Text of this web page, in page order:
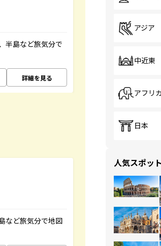
半島など旅気分で
詳細を見る
など旅気分で地図
アジア
中近東
アフリカ
日本
人気スポット